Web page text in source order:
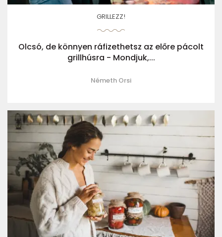
GRILLEZZ!
Olcsó, de könnyen ráfizethetsz az előre pácolt
grillhúsra - Mondjuk,...
Németh Orsi